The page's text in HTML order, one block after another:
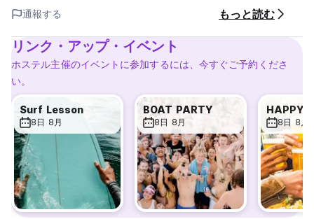
ム、夕日を眺めながらの素晴らしい社交の場となる屋上パティオ
とバー、そしておいしい食事と飲み物を提供する敷地内のカフェ
とバーがあります。当ホステルではスクーターのレンタルや交通
手段の手配を行っております。ホステルから50m先にランドリー
サービスがあります。ホステルは素晴らしいロケーションにあ
り、地元のビーチバーでココナッツを楽しんだり、サーファーが
徒歩わずか 10 分です。バトゥ ボロン通りのメイン ストリップ
までは、ペレレナン川と田んぼを通る近道を通り、スクーターで
わずか 5 分です。
何を求めている？今すぐ予約して、パーティーをしましょう！
重要な情報
豪華なホステルでは毎晩パーティーを開催しているため、酔っ払
ったルームメイトに対して寛容になってください。予約する前に
通報する もっと読む
リンク・アップ・イベント
ホステル主催のイベントに参加するには、今すぐご予約くださ
い。
Surf Lesson
8日 8月
BOAT PARTY
8日 8月
HAPPY
8日 8月